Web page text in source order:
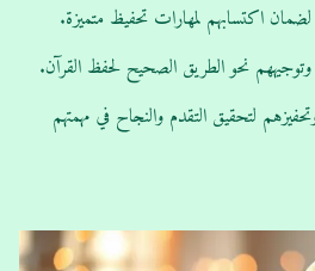
اكتسابهم لمهارات تحفيظ متميزة.
نحو الطريق الصحيح لحفظ القرآن.
لتحقيق التقدم والنجاح في مهمتهم